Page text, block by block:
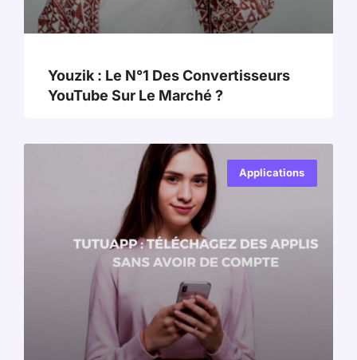
Youzik : Le N°1 Des Convertisseurs
YouTube Sur Le Marché ?
Applications